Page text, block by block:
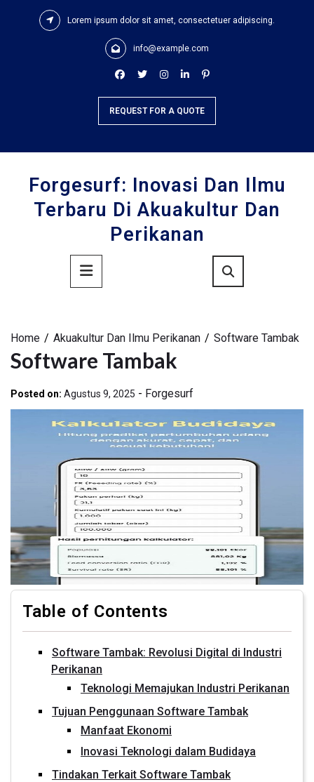
Lorem ipsum dolor sit amet, consectetuer adipiscing.
info@example.com
REQUEST FOR A QUOTE
Forgesurf: Inovasi Dan Ilmu
Terbaru Di Akuakultur Dan
Perikanan
Primary
Menu
Home Akuakultur Dan Ilmu Perikanan Software Tambak
Software Tambak
Posted on: Agustus 9, 2025 - Forgesurf
Table of Contents
Software Tambak: Revolusi Digital di Industri
Perikanan
Teknologi Memajukan Industri Perikanan
Tujuan Penggunaan Software Tambak
Manfaat Ekonomi
Inovasi Teknologi dalam Budidaya
Tindakan Terkait Software Tambak